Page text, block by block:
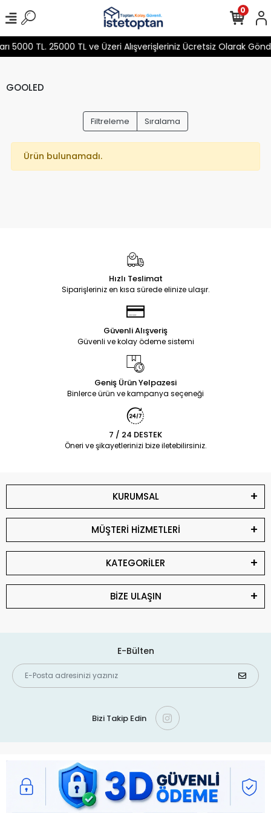
5000 TL. 25000 TL ve Üzeri Alışverişleriniz Ücretsiz Olarak
0
GOOLED
Filtreleme Sıralama
Ürün bulunamadı.
Hızlı Teslimat
Siparişleriniz en kısa sürede elinize ulaşır.
Güvenli Alışveriş
Güvenli ve kolay ödeme sistemi
Geniş Ürün Yelpazesi
Binlerce ürün ve kampanya seçeneği
7 / 24 DESTEK
Öneri ve şikayetlerinizi bize iletebilirsiniz.
KURUMSAL
MÜŞTERİ HİZMETLERİ
KATEGORİLER
BİZE ULAŞIN
E-Bülten
Bizi Takip Edin